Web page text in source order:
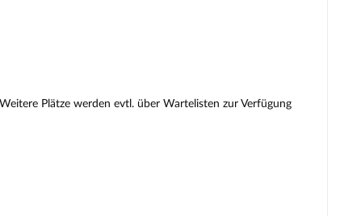
Plätze werden evtl. über Wartelisten zur Verfügung